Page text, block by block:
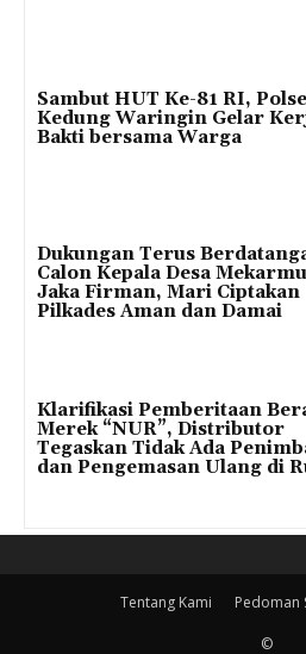
Sambut HUT Ke-81 RI,
Kedung Waringin Gelar
Bakti bersama Warga
Dukungan Terus
Calon Kepala Desa
Jaka Firman, Mari Ciptakan
Pilkades Aman dan Damai
Klarifikasi Pemberitaan
Merek “NUR”, Distributor
Tegaskan Tidak Ada
dan Pengemasan Ulang di
Tentang Kami Pedoman
©